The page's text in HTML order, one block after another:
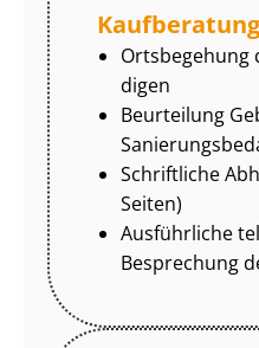
Kaufberatung
Ortsbegehung
di­gen
Beurteilung
Schriftliche
Seiten)
Ausführliche
Besprechung